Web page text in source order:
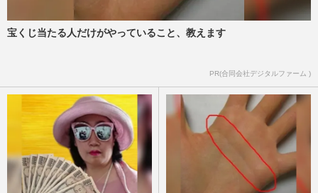
宝くじ当たる人だけがやっていること、教えます
PR(合同会社デジタルファーム )